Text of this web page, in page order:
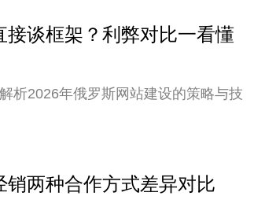
谈框架？利弊对比一看懂
析2026年俄罗斯网站建设的策略与技
两种合作方式差异对比